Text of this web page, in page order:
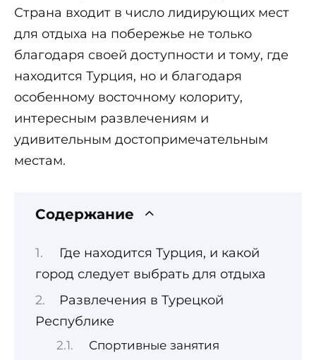
Страна входит в число лидирующих мест
для отдыха на побережье не только
благодаря своей доступности и тому, где
находится Турция, но и благодаря
особенному восточному колориту,
интересным развлечениям и
удивительным достопримечательным
местам.
Содержание
Где находится Турция, и какой
город следует выбрать для отдыха
Развлечения в Турецкой
Республике
Спортивные занятия